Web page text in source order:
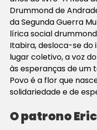
Drummond de
da Segunda Guerra
lírica social
Itabira, desloca-se do
lugar coletivo, a voz
às esperanças de um
Povo é a flor que
solidariedade e de
O patrono